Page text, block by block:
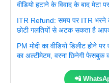
वीडियो हटाने के विवाद के बाद मेटा
ITR Refund: समय पर ITR भरने
छोटी गलतियों से अटक सकता है
PM मोदी का वीडियो डिलीट होने
का अल्टीमेटम, वरना छिनेगी फेसबुक
📲